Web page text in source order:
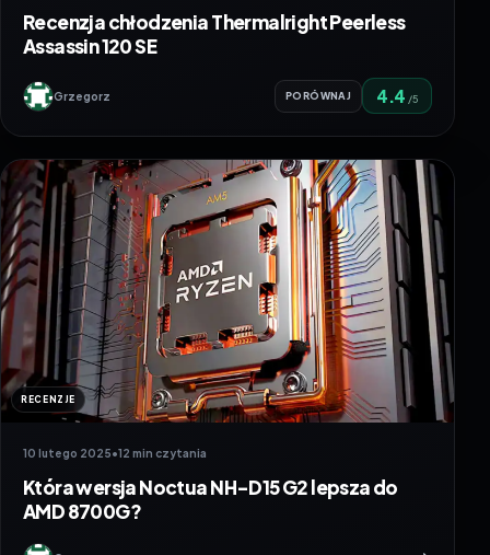
Recenzja chłodzenia Thermalright Peerless
Assassin 120 SE
Grzegorz PORÓWNAJ 4.4 /5
RECENZJE
10 lutego 2025•12 min czytania
Która wersja Noctua NH-D15 G2 lepsza do
AMD 8700G?